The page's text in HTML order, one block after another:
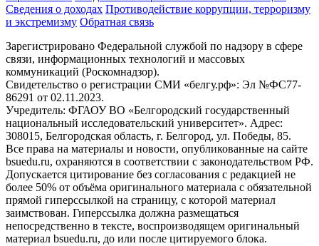
Сведения о доходах Противодействие коррупции, терроризму
и экстремизму Обратная связь
Зарегистрировано Федеральной службой по надзору в сфере
связи, информационных технологий и массовых
коммуникаций (Роскомнадзор).
Свидетельство о регистрации СМИ «белгу.рф»: Эл №ФС77-
86291 от 02.11.2023.
Учредитель: ФГАОУ ВО «Белгородский государственный
национальный исследовательский университет». Адрес:
308015, Белгородская область, г. Белгород, ул. Победы, 85.
Все права на материалы и новости, опубликованные на сайте
bsuedu.ru, охраняются в соответствии с законодательством РФ.
Допускается цитирование без согласования с редакцией не
более 50% от объёма оригинального материала с обязательной
прямой гиперссылкой на страницу, с которой материал
заимствован. Гиперссылка должна размещаться
непосредственно в тексте, воспроизводящем оригинальный
материал bsuedu.ru, до или после цитируемого блока.